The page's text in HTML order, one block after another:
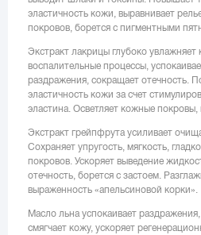
эластичность кожи, выравнивает
покровов, борется с пигментными
Экстракт лакрицы глубоко увлажняет
воспалительные процессы,
раздражения, сокращает отечность.
эластичность кожи за счет
эластина. Осветляет кожные покровы,
Экстракт грейпфрута усиливает
Сохраняет упругость, мягкость,
покровов. Ускоряет выведение
отечность, борется с застоем.
выраженность «апельсиновой корки».
Масло льна успокаивает
смягчает кожу, ускоряет